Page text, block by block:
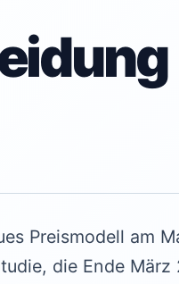
Preismodell am
die Ende März